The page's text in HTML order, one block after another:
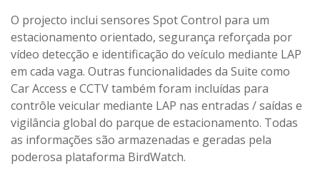
O projecto inclui sensores Spot Control para um
estacionamento orientado, segurança reforçada por
vídeo detecção e identificação do veículo mediante LAP
em cada vaga. Outras funcionalidades da Suite como
Car Access e CCTV também foram incluídas para
contrôle veicular mediante LAP nas entradas / saídas e
vigilância global do parque de estacionamento. Todas
as informações são armazenadas e geradas pela
poderosa plataforma BirdWatch.